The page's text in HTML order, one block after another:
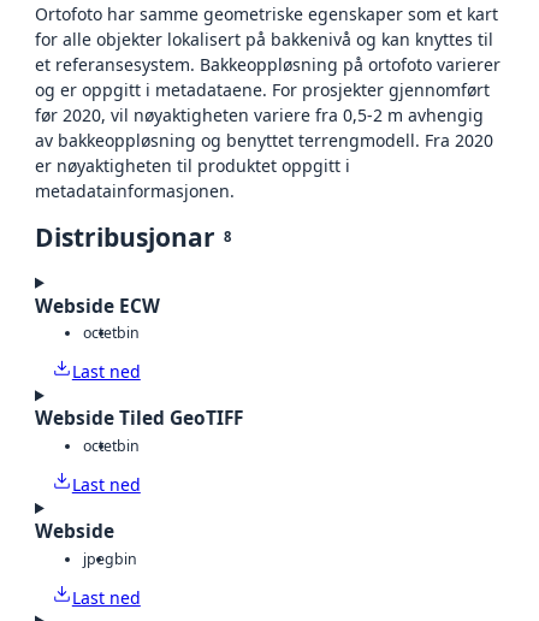
Ortofoto har samme geometriske egenskaper som et kart
for alle objekter lokalisert på bakkenivå og kan knyttes til
et referansesystem. Bakkeoppløsning på ortofoto varierer
og er oppgitt i metadataene. For prosjekter gjennomført
før 2020, vil nøyaktigheten variere fra 0,5-2 m avhengig
av bakkeoppløsning og benyttet terrengmodell. Fra 2020
er nøyaktigheten til produktet oppgitt i
metadatainformasjonen.
Distribusjonar 8
Webside ECW
octetbin
Last ned
Webside Tiled GeoTIFF
octetbin
Last ned
Webside
jpegbin
Last ned